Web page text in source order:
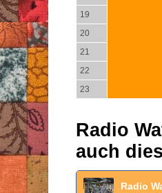
19
20
21
22
23
Radio
auch
Radio